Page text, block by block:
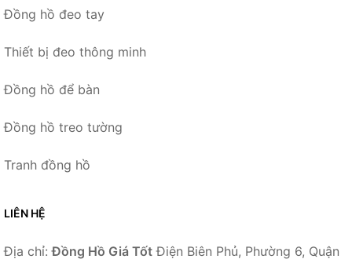
Đồng hồ đeo tay
Thiết bị đeo thông minh
Đồng hồ để bàn
Đồng hồ treo tường
Tranh đồng hồ
LIÊN HỆ
Địa chỉ:Đồng Hồ Giá Tốt Điện Biên Phủ, Phường 6, Quận